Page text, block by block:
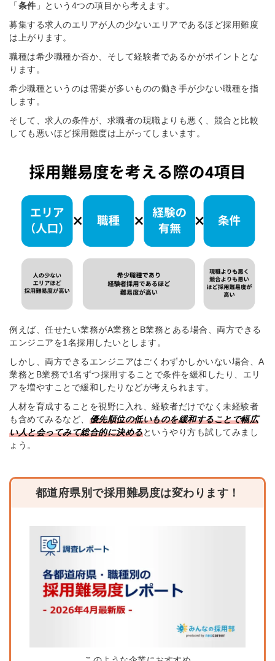
「条件 」という4つの項目から考えます。
募集する求人のエリアが人の少ないエリアであるほど採用難度
は上がります。
職種は希少職種か否か、そして経験者であるかがポイントとな
ります。
希少職種というのは需要が多いものの働き手が少ない職種を指
します。
そして、求人の条件が、求職者の現職よりも悪く、競合と比較
しても悪いほど採用難度は上がってしまいます。
例えば、任せたい業務がA業務とB業務とある場合、両方できる
エンジニアを1名採用したいとします。
しかし、両方できるエンジニアはごくわずかしかいない場合、A
業務とB業務で1名ずつ採用することで条件を緩和したり、エリ
アを増やすことで緩和したりなどが考えられます。
人材を育成することを視野に入れ、経験者だけでなく未経験者
も含めてみるなど、 優先順位の低いものを緩和することで幅広
い人と会ってみて総合的に決めるというやり方も試してみまし
ょう。
都道府県別で採用難易度は変わります！